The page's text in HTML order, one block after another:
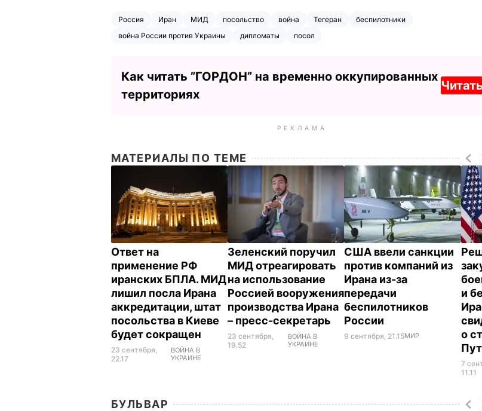
Россия Иран МИД посольство война Тегеран
беспилотники
война России против Украины
дипломаты посол
Как читать ”ГОРДОН” на временно оккупированных
территориях
Читать
РЕКЛАМА
МАТЕРИАЛЫ ПО ТЕМЕ
Ответ на
применение РФ
иранских БПЛА. МИД
лишил посла Ирана
аккредитации, штат
посольства в Киеве
будет сокращен
23 сентября,
22.17
ВОЙНА В
УКРАИНЕ
Зеленский поручил
МИД отреагировать
на использование
Россией вооружения
производства Ирана
– пресс-секретарь
23 сентября,
19.52
ВОЙНА В
УКРАИНЕ
США ввели санкции
против компаний из
Ирана из-за
передачи
беспилотников
России
9 сентября, 21.15МИР
и
о
7
11.11
БУЛЬВАР